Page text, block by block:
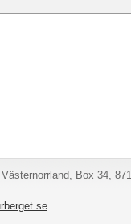
Box 34,